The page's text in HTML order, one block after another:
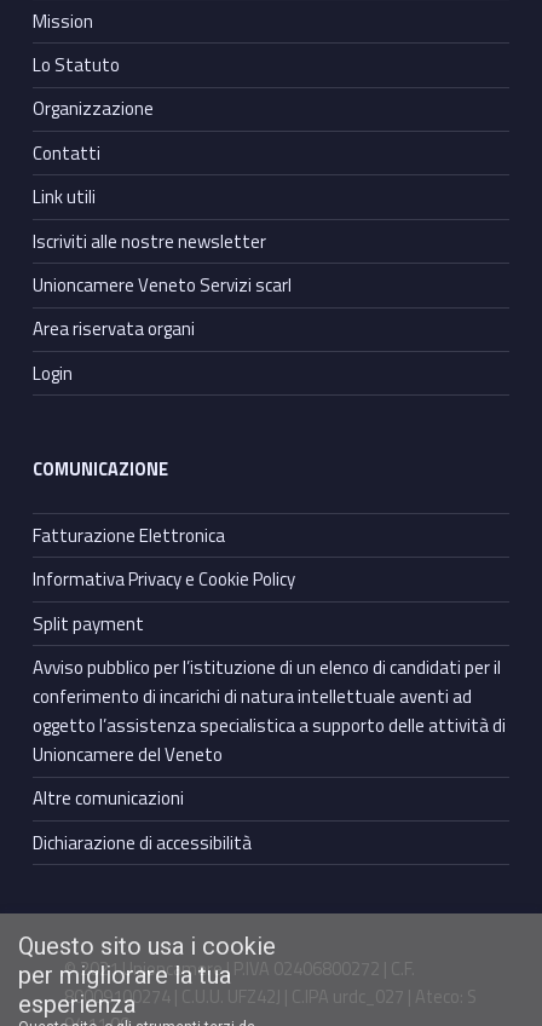
Mission
Lo Statuto
Organizzazione
Contatti
Link utili
Iscriviti alle nostre newsletter
Unioncamere Veneto Servizi scarl
Area riservata organi
Login
COMUNICAZIONE
Fatturazione Elettronica
Informativa Privacy e Cookie Policy
Split payment
Avviso pubblico per l’istituzione di un elenco di candidati per il
conferimento di incarichi di natura intellettuale aventi ad
oggetto l’assistenza specialistica a supporto delle attività di
Unioncamere del Veneto
Altre comunicazioni
Dichiarazione di accessibilità
© 2021 Unioncamere | P.IVA 02406800272 | C.F.
80009100274 | C.U.U. UFZ42J | C.IPA urdc_027 | Ateco: S
Questo sito usa i cookie
per migliorare la tua
esperienza